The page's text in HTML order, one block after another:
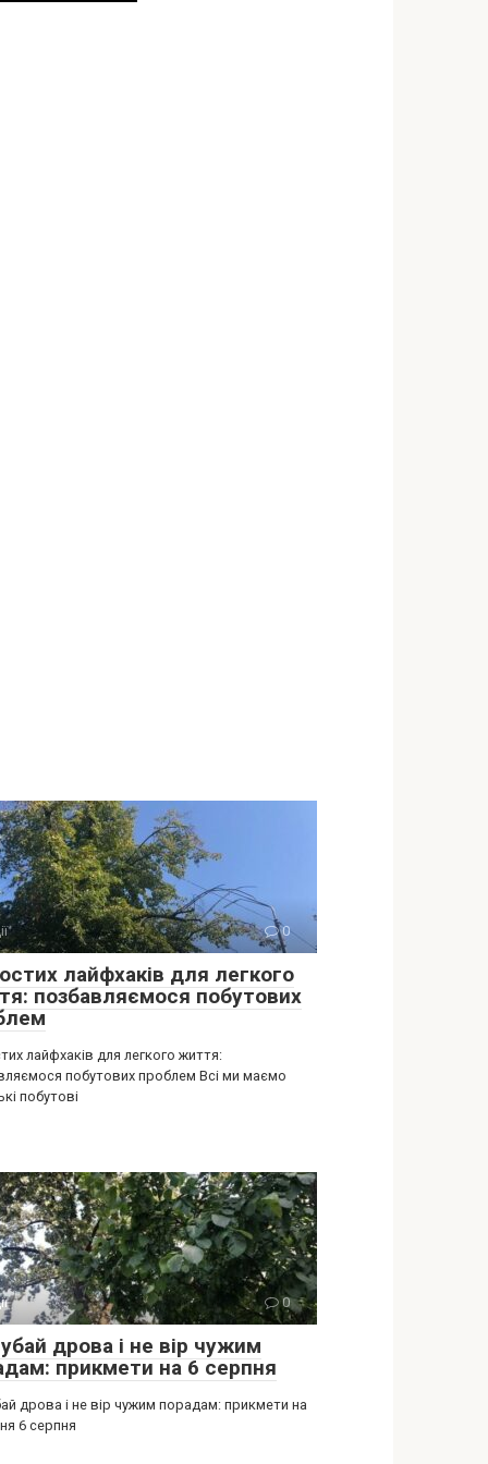
0
лайфхаків для легкого
позбавляємося побутових
лайфхаків для легкого життя:
побутових проблем Всі ми маємо
побутові
0
дрова і не вір чужим
прикмети на 6 серпня
дрова і не вір чужим порадам: прикмети на
6 серпня